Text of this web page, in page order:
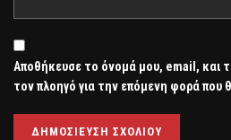
Αποθήκευσε το όνομά μου, email, και
τον πλοηγό για την επόμενη φορά που